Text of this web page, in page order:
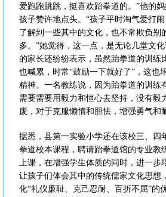
爱跑跑跳跳，挺喜欢跆拳道的。”他的
孩子赞许地点头。“孩子平时淘气爱打
了解到一些其中的文化，也不常欺负别
多。”她觉得，这一点，是无论几堂文
的家长还纷纷表示，虽然跆拳道的训练
也喊累，时常“鼓励一下就好了”，这也
精神。一名教练说，因为跆拳道的训练
需要需要用毅力和恒心去坚持，没有毅
废，对于克服懒惰和胆怯，增强勇气和
据悉，县第一实验小学还在该校三、四
拳道校本课程，聘请跆拳道馆的专业教
上课，在增强学生体质的同时，进一步
让孩子们体会其中的传统儒家文化思想
化“礼仪廉耻、克己忍耐、百折不屈”的